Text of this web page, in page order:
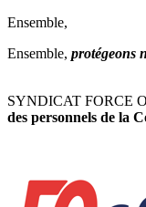
Ensemble,
Ensemble, protégeons
SYNDICAT FORCE
des personnels de la